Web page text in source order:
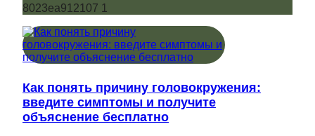
Как понять причину головокружения:
введите симптомы и получите
объяснение бесплатно